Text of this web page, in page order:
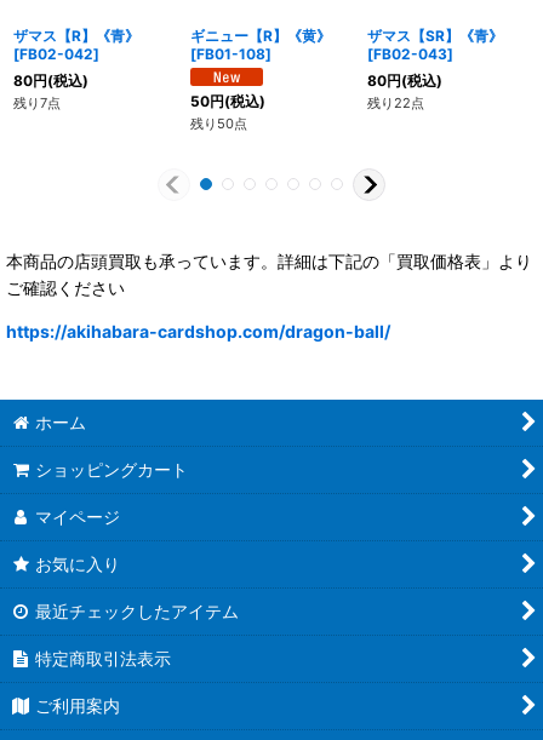
ザマス【R】《青》
[FB02-042]
80円(税込)
残り7点
ギニュー【R】《黄》
[FB01-108]
50円(税込)
残り50点
ザマス【SR】《青》
[FB02-043]
80円(税込)
残り22点
本商品の店頭買取も承っています。詳細は下記の「買取価格表」より
ご確認ください
https://akihabara-cardshop.com/dragon-ball/
ホーム
ショッピングカート
マイページ
お気に入り
最近チェックしたアイテム
特定商取引法表示
ご利用案内